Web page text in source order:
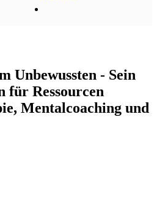
Unbewussten - Sein
für Ressourcen
Mentalcoaching und